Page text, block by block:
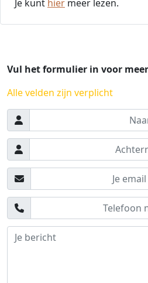
Je kunt hier meer lezen.
Vul het formulier in voor
Alle velden zijn verplicht